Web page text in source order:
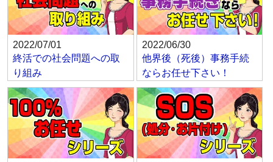
2022/07/01
終活での社会問題への取
り組み
2022/06/30
他界後（死後）事務手続
ならお任せ下さい！